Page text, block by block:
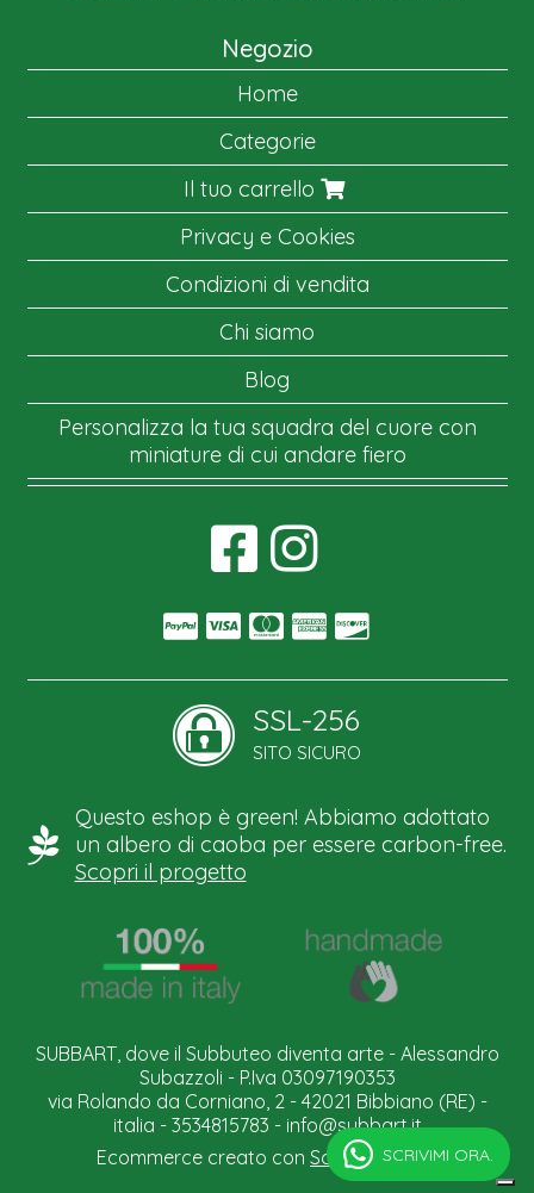
Negozio
Home
Categorie
Il tuo carrello
Privacy e Cookies
Condizioni di vendita
Chi siamo
Blog
Personalizza la tua squadra del cuore con
miniature di cui andare fiero
SSL-256
SITO SICURO
Questo eshop è green! Abbiamo adottato
un albero di caoba per essere carbon-free.
Scopri il progetto
SUBBART, dove il Subbuteo diventa arte - Alessandro
Subazzoli - P.Iva 03097190353
via Rolando da Corniano, 2 - 42021 Bibbiano (RE) -
italia - 3534815783 - info@subbart.it
Ecommerce creato con Scontrino.comSCRIVIMI ORA.